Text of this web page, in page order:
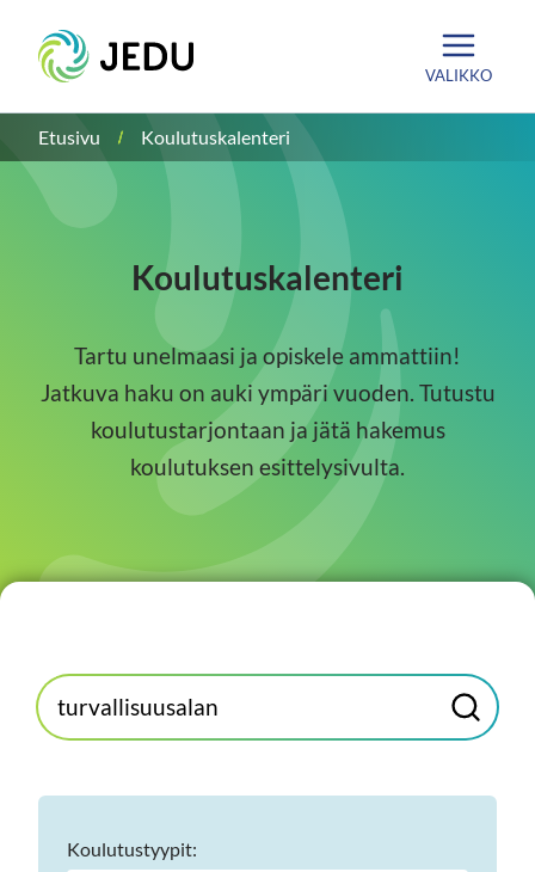
sisältöön
Etusivu
VALIKKO
Etusivu Koulutuskalenteri
Koulutuskalenteri
Tartu unelmaasi ja opiskele ammattiin!
Jatkuva haku on auki ympäri vuoden. Tutustu
koulutustarjontaan ja jätä hakemus
koulutuksen esittelysivulta.
Hae
koulutusta
H
a
Koulutustyypit: